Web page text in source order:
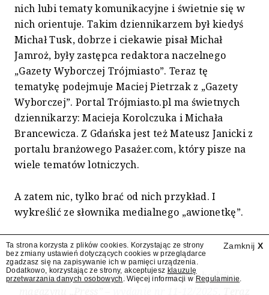
nich lubi tematy komunikacyjne i świetnie się w
nich orientuje. Takim dziennikarzem był kiedyś
Michał Tusk, dobrze i ciekawie pisał Michał
Jamroż, były zastępca redaktora naczelnego
„Gazety Wyborczej Trójmiasto”. Teraz tę
tematykę podejmuje Maciej Pietrzak z „Gazety
Wyborczej”. Portal Trójmiasto.pl ma świetnych
dziennikarzy: Macieja Korolczuka i Michała
Brancewicza. Z Gdańska jest też Mateusz Janicki z
portalu branżowego Pasażer.com, który pisze na
wiele tematów lotniczych.
A zatem nic, tylko brać od nich przykład. I
wykreślić ze słownika medialnego „awionetkę”.
***
Ten tekstKatarzyny Pachelskiejpochodzi z
Zamknij X
Ta strona korzysta z plików cookies. Korzystając ze strony
bez zmiany ustawień dotyczących cookies w przeglądarce
zgadzasz się na zapisywanie ich w pamięci urządzenia.
Dodatkowo, korzystając ze strony, akceptujesz klauzulę
przetwarzania danych osobowych . Więcej informacji w Regulaminie.